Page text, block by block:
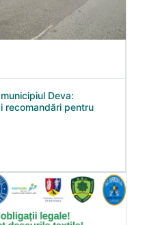
Deva:
recomandări pentru